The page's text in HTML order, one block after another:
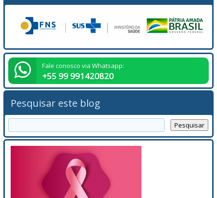
Fale conosco via Whatsapp:
+55 99 991420820
Pesquisar este blog